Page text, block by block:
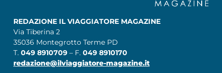
REDAZIONE IL VIAGGIATORE MAGAZINE
Via Tiberina 2
35036 Montegrotto Terme PD
T. 049 8910709 – F. 049 8910170
redazione@ilviaggiatore-magazine.it